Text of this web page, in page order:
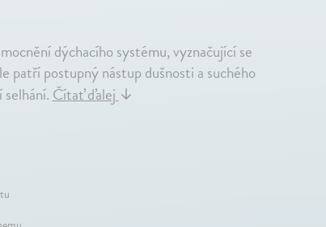
dýchacího systému, vyznačující se
patří postupný nástup dušnosti a suchého
selhání.Čítať ďalej↓